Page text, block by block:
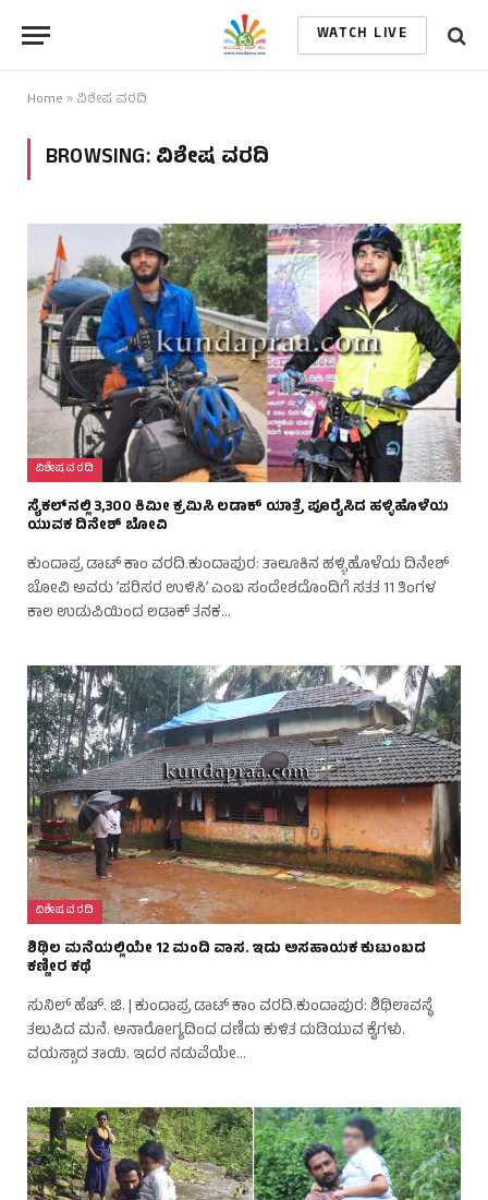
WATCH LIVE
Home » ವಿಶೇಷ ವರದಿ
BROWSING:ವಿಶೇಷ ವರದಿ
ವಿಶೇಷ ವರದಿ
ಸೈಕಲ್‌ನಲ್ಲಿ 3,300 ಕಿಮೀ ಕ್ರಮಿಸಿ ಲಡಾಕ್ ಯಾತ್ರೆ ಪೂರೈಸಿದ ಹಳ್ಳಿಹೊಳೆಯ
ಯುವಕ ದಿನೇಶ್‌ ಬೋವಿ
ಕುಂದಾಪ್ರ ಡಾಟ್‌ ಕಾಂ ವರದಿ.ಕುಂದಾಪುರ: ತಾಲೂಕಿನ ಹಳ್ಳಿಹೊಳೆಯ ದಿನೇಶ್
ಬೋವಿ ಅವರು ʼಪರಿಸರ ಉಳಿಸಿʼ ಎಂಬ ಸಂದೇಶದೊಂದಿಗೆ ಸತತ 11 ತಿಂಗಳ
ಕಾಲ ಉಡುಪಿಯಿಂದ ಲಡಾಕ್ ತನಕ…
ವಿಶೇಷ ವರದಿ
ಶಿಥಿಲ ಮನೆಯಲ್ಲಿಯೇ 12 ಮಂದಿ ವಾಸ. ಇದು ಅಸಹಾಯಕ ಕುಟುಂಬದ
ಕಣ್ಣೀರ ಕಥೆ
ಸುನಿಲ್ ಹೆಚ್. ಜಿ. | ಕುಂದಾಪ್ರ ಡಾಟ್ ಕಾಂ ವರದಿ.ಕುಂದಾಪುರ: ಶಿಥಿಲಾವಸ್ಥೆ
ತಲುಪಿದ ಮನೆ. ಅನಾರೋಗ್ಯದಿಂದ ದಣಿದು ಕುಳಿತ ದುಡಿಯುವ ಕೈಗಳು.
ವಯಸ್ಸಾದ ತಾಯಿ. ಇದರ ನಡುವೆಯೇ…